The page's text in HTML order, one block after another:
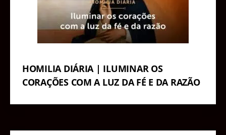
HOMILIA DIÁRIA | ILUMINAR OS
CORAÇÕES COM A LUZ DA FÉ E DA RAZÃO